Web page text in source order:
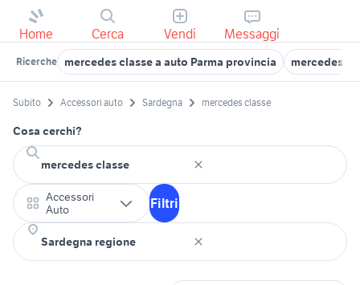
Home Cerca Vendi Messaggi
Ricerche mercedes classe a auto Parma provincia mercedes
Subito Accessori auto Sardegna mercedes classe
Cosa cerchi?
Accessori
Auto
Filtri